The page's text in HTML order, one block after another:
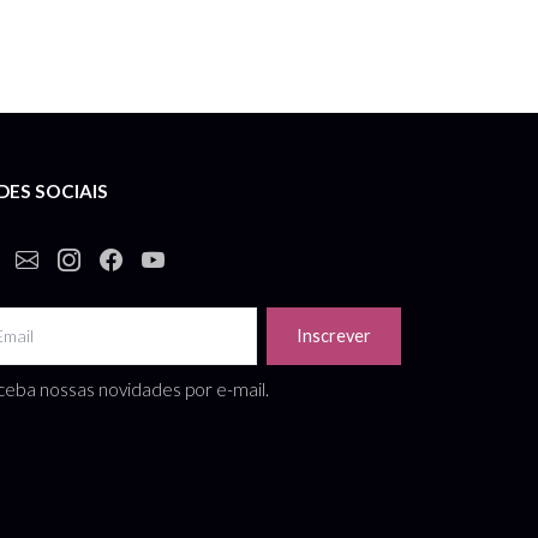
SOCIAIS
Inscrever
nossas novidades por e-mail.